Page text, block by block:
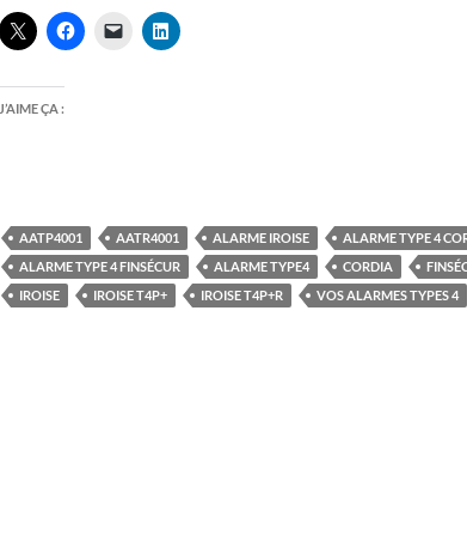
J’AIME ÇA :
AATP4001 AATR4001 ALARME IROISE
ALARME TYPE 4
ALARME TYPE 4 FINSÉCUR
ALARME TYPE4 CORDIA
IROISE
IROISE T4P+ IROISE T4P+R VOS ALARMES TYPES 4